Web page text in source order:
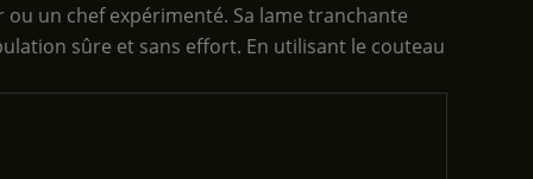
un chef expérimenté. Sa lame tranchante
sûre et sans effort. En utilisant le couteau